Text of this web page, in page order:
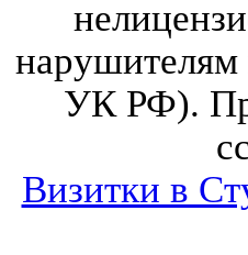
нарушителям
УК РФ).
Визитки в